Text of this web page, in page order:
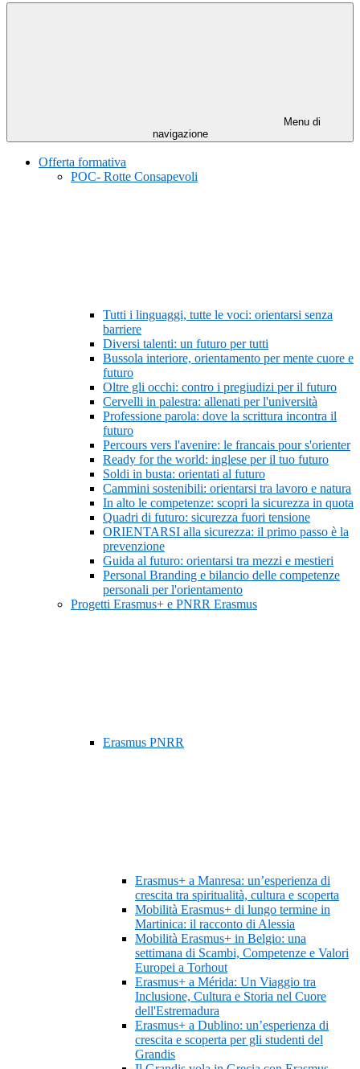
Menu di
navigazione
Offerta formativa
POC- Rotte Consapevoli
Tutti i linguaggi, tutte le voci: orientarsi senza
barriere
Diversi talenti: un futuro per tutti
Bussola interiore, orientamento per mente cuore e
futuro
Oltre gli occhi: contro i pregiudizi per il futuro
Cervelli in palestra: allenati per l'università
Professione parola: dove la scrittura incontra il
futuro
Percours vers l'avenire: le francais pour s'orienter
Ready for the world: inglese per il tuo futuro
Soldi in busta: orientati al futuro
Cammini sostenibili: orientarsi tra lavoro e natura
In alto le competenze: scopri la sicurezza in quota
Quadri di futuro: sicurezza fuori tensione
ORIENTARSI alla sicurezza: il primo passo è la
prevenzione
Guida al futuro: orientarsi tra mezzi e mestieri
Personal Branding e bilancio delle competenze
personali per l'orientamento
Progetti Erasmus+ e PNRR Erasmus
Erasmus PNRR
Erasmus+ a Manresa: un’esperienza di
crescita tra spiritualità, cultura e scoperta
Mobilità Erasmus+ di lungo termine in
Martinica: il racconto di Alessia
Mobilità Erasmus+ in Belgio: una
settimana di Scambi, Competenze e Valori
Europei a Torhout
Erasmus+ a Mérida: Un Viaggio tra
Inclusione, Cultura e Storia nel Cuore
dell'Estremadura
Erasmus+ a Dublino: un’esperienza di
crescita e scoperta per gli studenti del
Grandis